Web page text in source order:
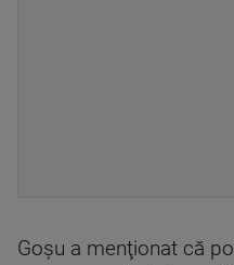
Goşu a menţionat că